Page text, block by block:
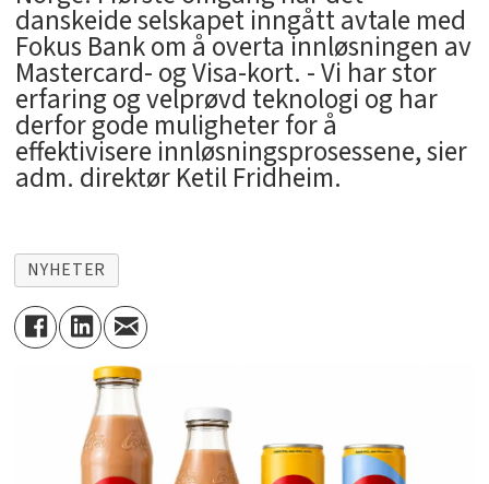
danskeide selskapet inngått avtale med
Fokus Bank om å overta innløsningen av
Mastercard- og Visa-kort. - Vi har stor
erfaring og velprøvd teknologi og har
derfor gode muligheter for å
effektivisere innløsningsprosessene, sier
adm. direktør Ketil Fridheim.
NYHETER